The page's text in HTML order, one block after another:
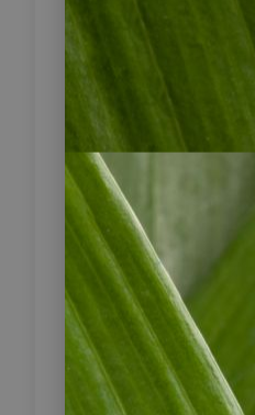
Vormittag von
David. Weiterfahrt
von Volcán.
gelegenen
Familie. Sie
Ihnen wird der
Verarbeitung der
erläutert. Natürlich
eine Kostprobe
schönem Wetter
aus einen
Vulkan Barú! Ende
Hotel.